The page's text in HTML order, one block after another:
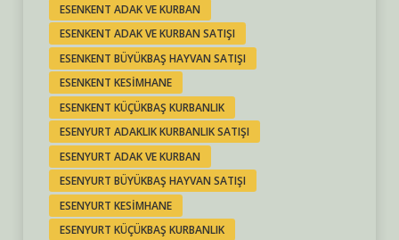
ESENKENT ADAK VE KURBAN
ESENKENT ADAK VE KURBAN SATIŞI
ESENKENT BÜYÜKBAŞ HAYVAN SATIŞI
ESENKENT KESIMHANE
ESENKENT KÜÇÜKBAŞ KURBANLIK
ESENYURT ADAKLIK KURBANLIK SATIŞI
ESENYURT ADAK VE KURBAN
ESENYURT BÜYÜKBAŞ HAYVAN SATIŞI
ESENYURT KESIMHANE
ESENYURT KÜÇÜKBAŞ KURBANLIK